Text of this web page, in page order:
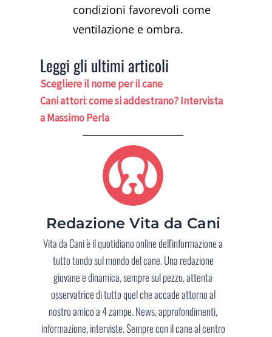
condizioni favorevoli come
ventilazione e ombra.
Leggi gli ultimi articoli
Scegliere il nome per il cane
Cani attori: come si addestrano? Intervista
a Massimo Perla
Redazione Vita da Cani
Vita da Cani è il quotidiano online dell'informazione a
tutto tondo sul mondo del cane. Una redazione
giovane e dinamica, sempre sul pezzo, attenta
osservatrice di tutto quel che accade attorno al
nostro amico a 4 zampe. News, approfondimenti,
informazione, interviste. Sempre con il cane al centro